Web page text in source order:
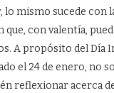
lo mismo sucede con
con valentía,
A propósito del Día
el 24 de enero, no
reflexionar acerca